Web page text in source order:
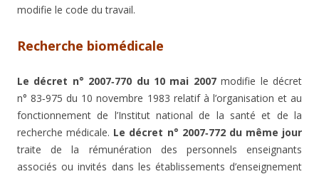
modifie le code du travail.
Recherche biomédicale
Le décret n° 2007‑770 du 10 mai 2007modifie le décret
n° 83‑975 du 10 novembre 1983 relatif à l’organisation et au
fonctionnement de l’Institut national de la santé et de la
recherche médicale. Le décret n° 2007‑772 du même jour
traite de la rémunération des personnels enseignants
associés ou invités dans les établissements d’enseignement